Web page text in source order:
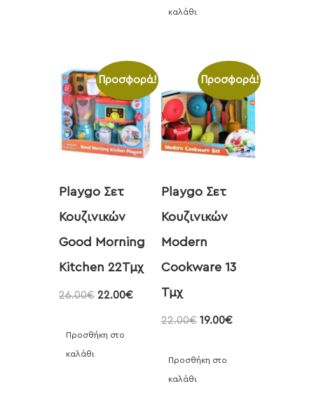
καλάθι
Προσφορά!
Playgo Σετ
Κουζινικών
Good Morning
Kitchen 22Τμχ
26.00€ 22.00€
Προσθήκη στο
καλάθι
Προσφορά!
Playgo Σετ
Κουζινικών
Modern
Cookware 13
Τμχ
22.00€ 19.00€
Προσθήκη στο
καλάθι